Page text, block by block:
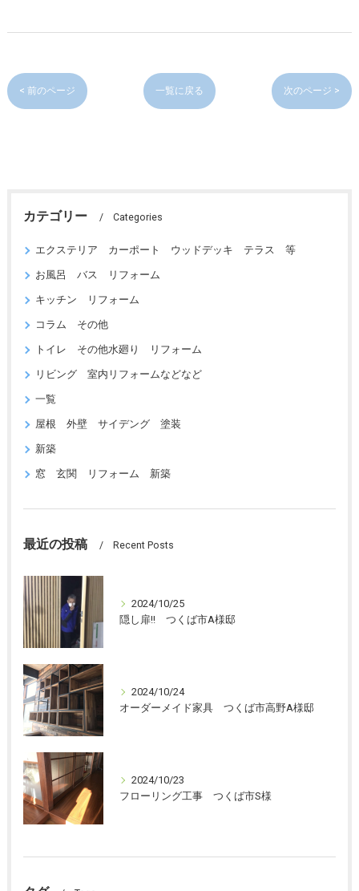
< 前のページ 一覧に戻る 次のページ >
カテゴリー Categories
エクステリア カーポート ウッドデッキ テラス 等
お風呂 バス リフォーム
キッチン リフォーム
コラム その他
トイレ その他水廻り リフォーム
リビング 室内リフォームなどなど
一覧
屋根 外壁 サイデング 塗装
新築
窓 玄関 リフォーム 新築
最近の投稿 Recent Posts
2024/10/25
隠し扉!! つくば市A様邸
2024/10/24
オーダーメイド家具 つくば市高野A様邸
2024/10/23
フローリング工事 つくば市S様